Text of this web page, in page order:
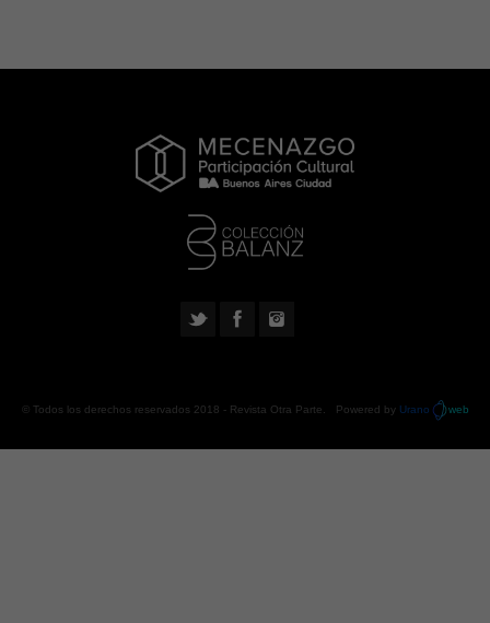
© Todos los derechos reservados 2018 - Revista Otra Parte . Powered by Urano web